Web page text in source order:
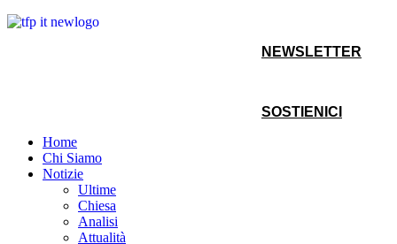
NEWSLETTER
SOSTIENICI
Home
Chi Siamo
Notizie
Ultime
Chiesa
Analisi
Attualità